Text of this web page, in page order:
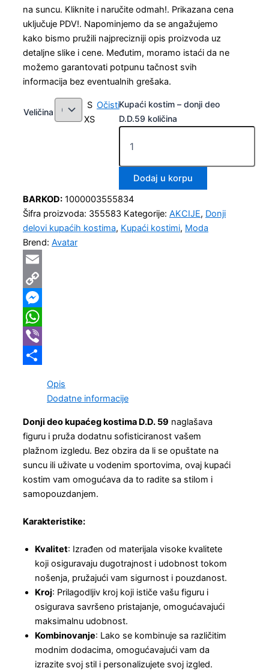
na suncu. Kliknite i naručite odmah!. Prikazana cena
uključuje PDV!. Napominjemo da se angažujemo
kako bismo pružili najprecizniji opis proizvoda uz
detaljne slike i cene. Međutim, moramo istaći da ne
možemo garantovati potpunu tačnost svih
informacija bez eventualnih grešaka.
Veličina
S
XS
OčistiKupaći kostim – donji deo
D.D.59 količina
Dodaj u korpu
BARKOD: 1000003555834
Šifra proizvoda: 355583 Kategorije: AKCIJE, Donji
delovi kupaćih kostima, Kupaći kostimi, Moda
Brend: Avatar
Email
Copy
Link
Messenger
WhatsApp
Viber
Opis
Dodatne informacije
Donji deo kupaćeg kostima D.D. 59 naglašava
figuru i pruža dodatnu sofisticiranost vašem
plažnom izgledu. Bez obzira da li se opuštate na
suncu ili uživate u vodenim sportovima, ovaj kupaći
kostim vam omogućava da to radite sa stilom i
samopouzdanjem.
Karakteristike:
Kvalitet: Izrađen od materijala visoke kvalitete
koji osiguravaju dugotrajnost i udobnost tokom
nošenja, pružajući vam sigurnost i pouzdanost.
Kroj: Prilagodljiv kroj koji ističe vašu figuru i
osigurava savršeno pristajanje, omogućavajući
maksimalnu udobnost.
Kombinovanje: Lako se kombinuje sa različitim
modnim dodacima, omogućavajući vam da
izrazite svoj stil i personalizujete svoj izgled.